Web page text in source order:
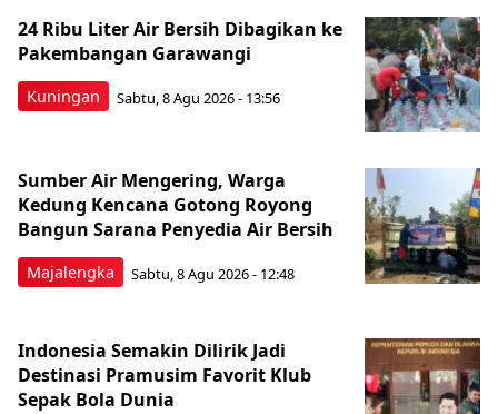
Kuningan
24 Ribu Liter Air Bersih Dibagikan ke
Pakembangan Garawangi
Sabtu, 8 Agu 2026 - 13:56
Majalengka
Sumber Air Mengering, Warga
Kedung Kencana Gotong Royong
Bangun Sarana Penyedia Air Bersih
Sabtu, 8 Agu 2026 - 12:48
Indonesia Semakin Dilirik Jadi
Destinasi Pramusim Favorit Klub
Sepak Bola Dunia